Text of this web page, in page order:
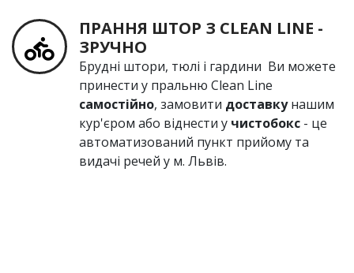
ПРАННЯ ШТОР З СLEAN LINE -
ЗРУЧНО
Брудні штори, тюлі і гардини Ви можете
принести у пральню Сlean Line
самостійно, замовити доставкунашим
кур'єром або віднести у чистобокс - це
автоматизований пункт прийому та
видачі речей у м. Львів.